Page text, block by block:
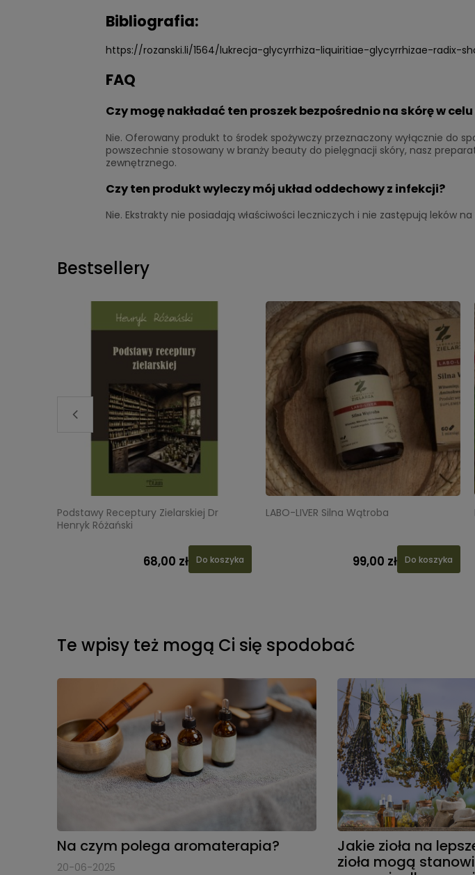
Bibliografia:
https://rozanski.li/1564/lukrecja-glycyrrhiza-liquiritiae-glycyrrhizae-radix-
FAQ
Czy mogę nakładać ten proszek bezpośrednio na skórę w
Nie. Oferowany produkt to środek spożywczy przeznaczony wyłącznie do
powszechnie stosowany w branży beauty do pielęgnacji skóry, nasz
zewnętrznego.
Czy ten produkt wyleczy mój układ oddechowy z infekcji?
Nie. Ekstrakty nie posiadają właściwości leczniczych i nie zastępują leków
Bestsellery
Podstawy Receptury Zielarskiej Dr
Henryk Różański
68,00 zł Do koszyka
LABO-LIVER Silna Wątroba
99,00 zł Do koszyka
Te wpisy też mogą Ci się spodobać
Na czym polega aromaterapia?
20-06-2025
Jakie zioła na
zioła mogą